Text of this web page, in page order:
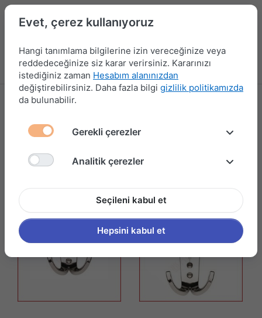
Menü Kampanyalar Yeni Ürünler Giriş yap
ASKI ÇEŞİTLERİ
18 ürün gösteriliyor
Filtrele ve Sırala
Evet, çerez kullanıyoruz
Hangi tanımlama bilgilerine izin vereceğinize veya
reddedeceğinize siz karar verirsiniz. Kararınızı
istediğiniz zaman Hesabım alanınızdan
değiştirebilirsiniz. Daha fazla bilgi gizlilik politikamızda
da bulunabilir.
Gerekli çerezler
Analitik çerezler
Seçileni kabul et
Hepsini kabul et